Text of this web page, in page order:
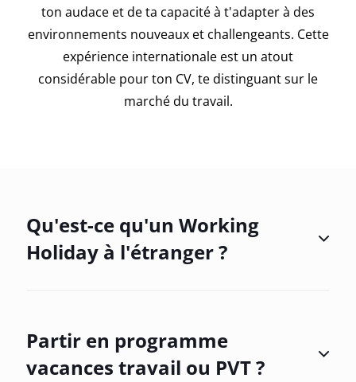
ton audace et de ta capacité à t'adapter à des
environnements nouveaux et challengeants. Cette
expérience internationale est un atout
considérable pour ton CV, te distinguant sur le
marché du travail.
Qu'est-ce qu'un Working
Holiday à l'étranger ?
Partir en programme
vacances travail ou PVT ?